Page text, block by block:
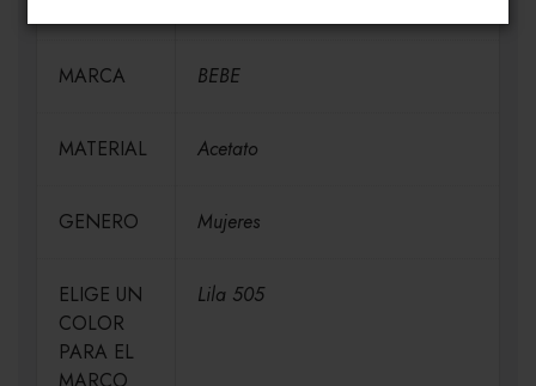
MARCA BEBE
MATERIAL Acetato
GENERO Mujeres
ELIGE UN
COLOR
PARA EL
MARCO
Lila 505